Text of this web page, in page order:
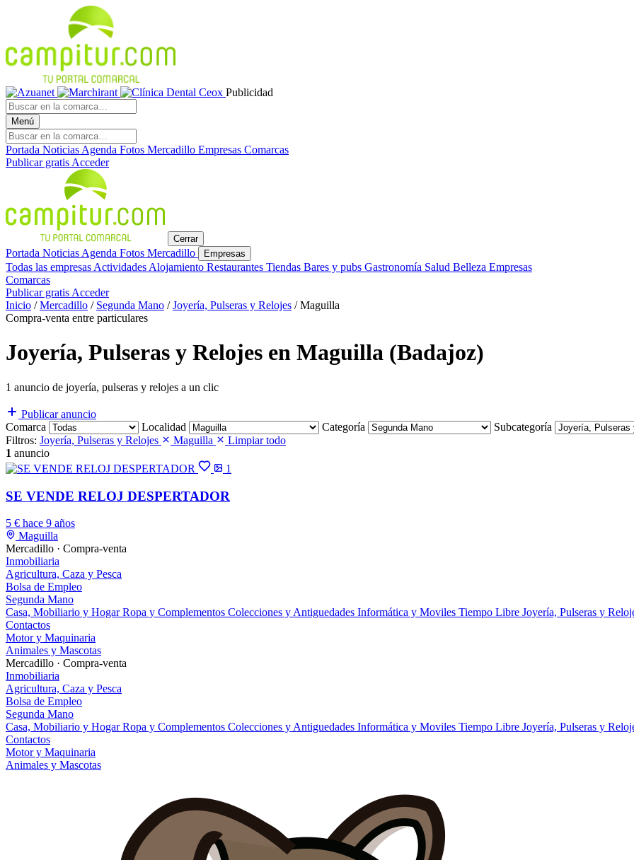
Publicidad
Menú
Portada Noticias Agenda Fotos Mercadillo Empresas Comarcas
Publicar gratis Acceder
Cerrar
Portada Noticias Agenda Fotos Mercadillo Empresas
Todas las empresas Actividades Alojamiento Restaurantes Tiendas Bares y pubs Gastronomía Salud Belleza Empresas
Comarcas
Publicar gratis Acceder
Inicio / Mercadillo / Segunda Mano / Joyería, Pulseras y Relojes / Maguilla
Compra-venta entre particulares
Joyería, Pulseras y Relojes en Maguilla (Badajoz)
1 anuncio de joyería, pulseras y relojes a un clic
Publicar anuncio
Comarca
Localidad Categoría
Subcategoría
Filtros: Joyería, Pulseras y Relojes Maguilla
Limpiar todo
1 anuncio
1
SE VENDE RELOJ DESPERTADOR
5 € hace 9 años
Maguilla
Mercadillo · Compra-venta
Inmobiliaria
Agricultura, Caza y Pesca
Bolsa de Empleo
Segunda Mano
Casa, Mobiliario y HogarRopa y Complementos Colecciones y Antiguedades Informática y Moviles Tiempo Libre Joyería, Pulseras y
Contactos
Motor y Maquinaria
Animales y Mascotas
Mercadillo · Compra-venta
Inmobiliaria
Agricultura, Caza y Pesca
Bolsa de Empleo
Segunda Mano
Casa, Mobiliario y HogarRopa y Complementos Colecciones y Antiguedades Informática y Moviles Tiempo Libre Joyería, Pulseras y
Contactos
Motor y Maquinaria
Animales y Mascotas